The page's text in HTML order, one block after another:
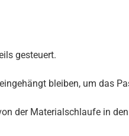
gesteuert.
bleiben, um das
der Materialschlaufe in